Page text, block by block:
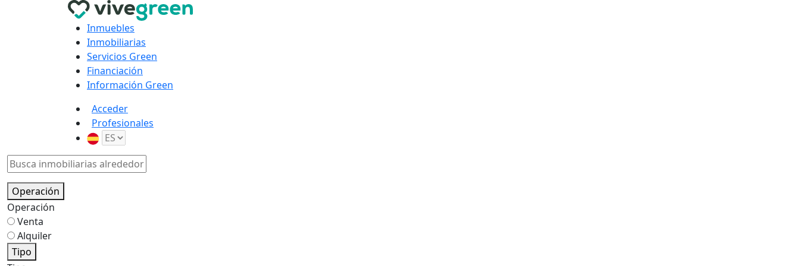
Inmuebles
Inmobiliarias
Servicios Green
Financiación
Información Green
Acceder
Profesionales
Operación
Operación
Venta
Alquiler
Tipo